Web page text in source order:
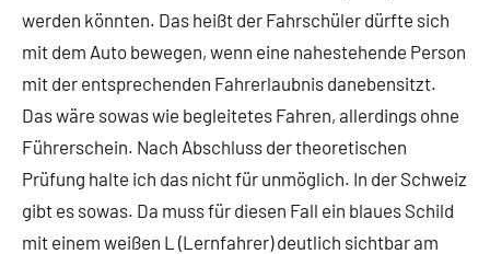
werden könnten. Das heißt der Fahrschüler dürfte sich
mit dem Auto bewegen, wenn eine nahestehende Person
mit der entsprechenden Fahrerlaubnis danebensitzt.
Das wäre sowas wie begleitetes Fahren, allerdings ohne
Führerschein. Nach Abschluss der theoretischen
Prüfung halte ich das nicht für unmöglich. In der Schweiz
gibt es sowas. Da muss für diesen Fall ein blaues Schild
mit einem weißen L (Lernfahrer) deutlich sichtbar am